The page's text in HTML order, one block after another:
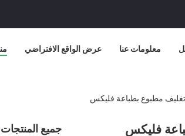
عرض الواقع الافتراضي معلومات عنا
جميع المنتجات